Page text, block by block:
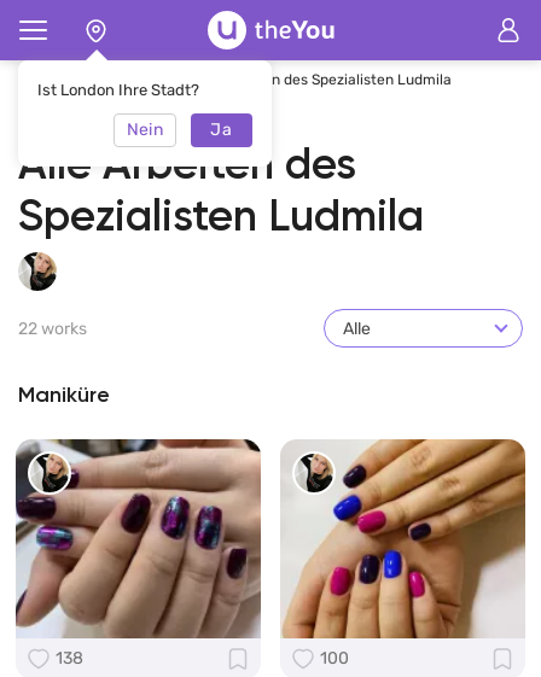
Ist London Ihre Stadt?
Nein Ja
Hauptseite Ludmila Alle Arbeiten des Spezialisten Ludmila
Alle Arbeiten des
Spezialisten Ludmila
22 works Alle
Maniküre
138 100